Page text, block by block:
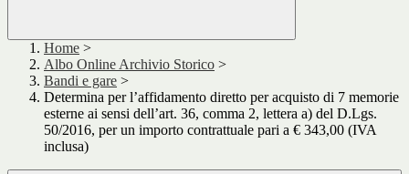
Home >
Albo Online Archivio Storico >
Bandi e gare >
Determina per l’affidamento diretto per acquisto di 7 memorie
esterne ai sensi dell’art. 36, comma 2, lettera a) del D.Lgs.
50/2016, per un importo contrattuale pari a € 343,00 (IVA
inclusa)